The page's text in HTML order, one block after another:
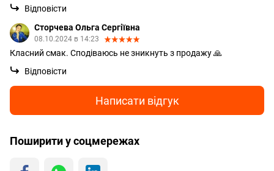
Відповісти
Сторчева Ольга Сергіївна
08.10.2024 в 14:23
Класний смак. Сподіваюсь не зникнуть з продажу 🙏
Відповісти
Написати відгук
Поширити у соцмережах